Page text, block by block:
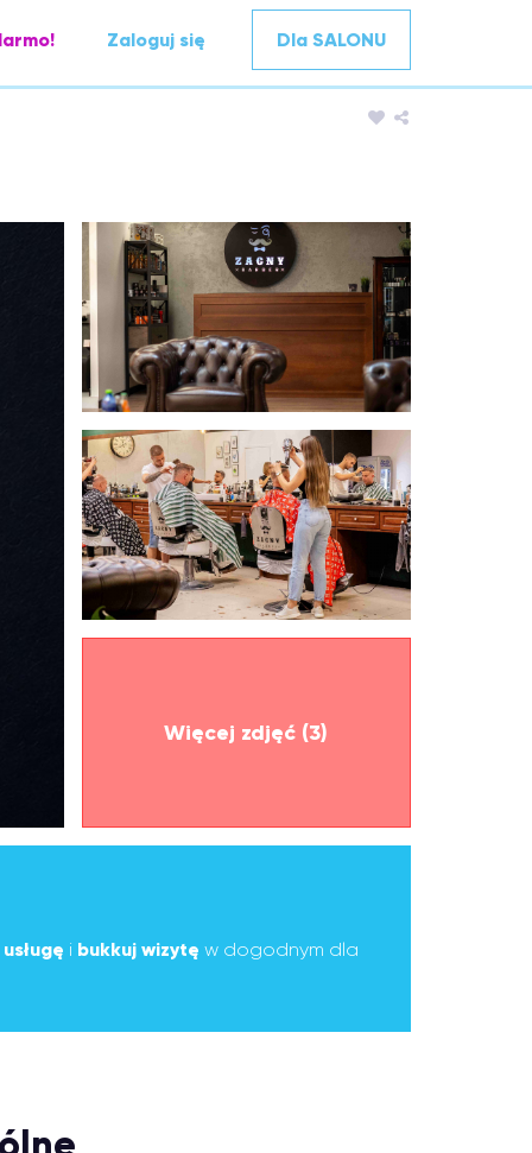
Zaloguj się Dla SALONU
Więcej zdjęć (3)
usługę i bukkuj wizytę w dogodnym dla